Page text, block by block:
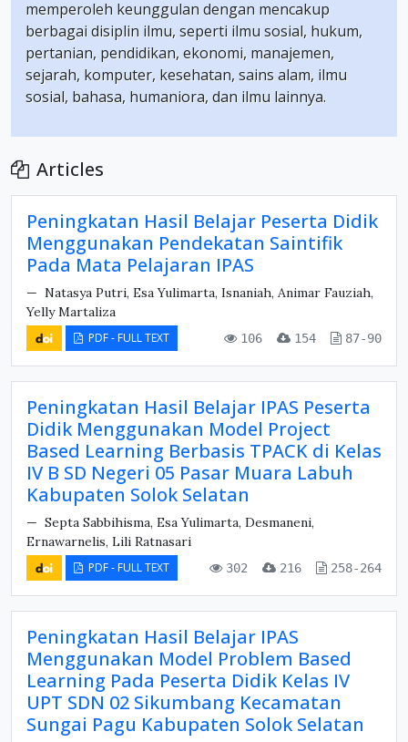
memperoleh keunggulan dengan mencakup
berbagai disiplin ilmu, seperti ilmu sosial, hukum,
pertanian, pendidikan, ekonomi, manajemen,
sejarah, komputer, kesehatan, sains alam, ilmu
sosial, bahasa, humaniora, dan ilmu lainnya.
Articles
Peningkatan Hasil Belajar Peserta Didik
Menggunakan Pendekatan Saintifik
Pada Mata Pelajaran IPAS
Natasya Putri, Esa Yulimarta, Isnaniah, Animar Fauziah,
Yelly Martaliza
PDF - FULL TEXT 106 154 87-90
Peningkatan Hasil Belajar IPAS Peserta
Didik Menggunakan Model Project
Based Learning Berbasis TPACK di Kelas
IV B SD Negeri 05 Pasar Muara Labuh
Kabupaten Solok Selatan
Septa Sabbihisma, Esa Yulimarta, Desmaneni,
Ernawarnelis, Lili Ratnasari
PDF - FULL TEXT 302 216 258-264
Peningkatan Hasil Belajar IPAS
Menggunakan Model Problem Based
Learning Pada Peserta Didik Kelas IV
UPT SDN 02 Sikumbang Kecamatan
Sungai Pagu Kabupaten Solok Selatan